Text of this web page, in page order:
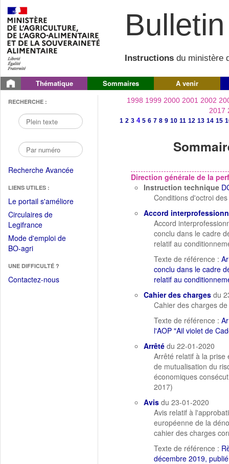
Instructions du ministère
Thématique Sommaires A venir
RECHERCHE :
Recherche Avancée
LIENS UTILES :
Le portail s'améliore(Fichier
Circulaires de
Legifrance(Ouvrir
dans
une
fenêtre)
Mode d'emploi de
BO-agri(Ouvrir
une
nouvelle
UNE DIFFICULTÉ ?
Contactez-nous
1998 1999 2000 2001 2002
2017
1 2 3 4 5 6 7 8 9 10 11 12 13 14 15
Direction générale de la
Instruction technique
Conditions d'octroi
Accord
Accord
conclu dans le cadre
relatif au
Texte de référence :
conclu dans le cadre
relatif au
Cahier des charges du
Cahier des charges
Texte de référence :
l'AOP "Ail violet de
Arrêté du 22-01-2020
Arrêté relatif à la prise
de mutualisation du
économiques
2017)
Avis du 23-01-2020
Avis relatif à
européenne de la
cahier des charges
Texte de référence :
décembre 2019,